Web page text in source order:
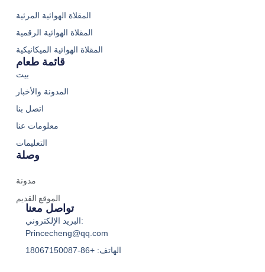
المقلاة الهوائية المرئية
المقلاة الهوائية الرقمية
المقلاة الهوائية الميكانيكية
قائمة طعام
بيت
المدونة والأخبار
اتصل بنا
معلومات عنا
التعليمات
وصلة
مدونة
الموقع القديم
تواصل معنا
البريد الإلكتروني:
Princecheng@qq.com